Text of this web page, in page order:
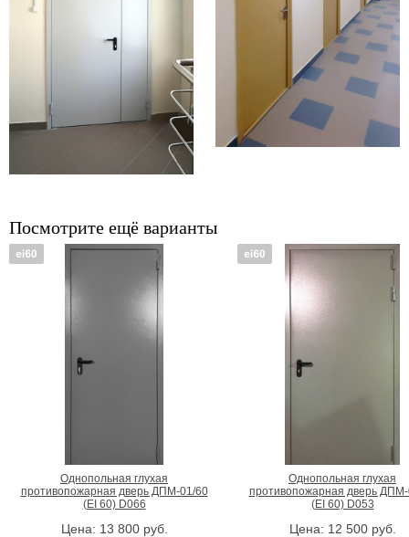
Посмотрите ещё варианты
Однопольная глухая
противопожарная дверь ДПМ-01/60
(EI 60) D066
Цена: 13 800руб.
Однопольная глухая
противопожарная дверь
(EI 60) D053
Цена: 12 500руб.